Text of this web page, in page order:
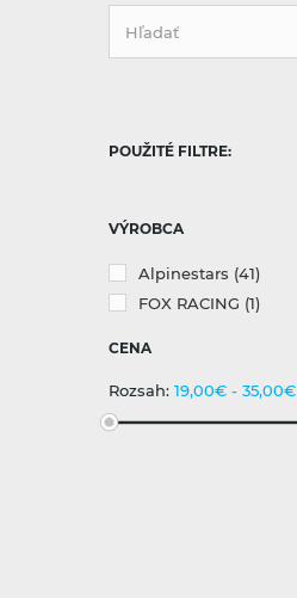
POUŽITÉ FILTRE:
VÝROBCA
Alpinestars (41)
FOX RACING (1)
CENA
Rozsah: 19,00€ - 35,00€